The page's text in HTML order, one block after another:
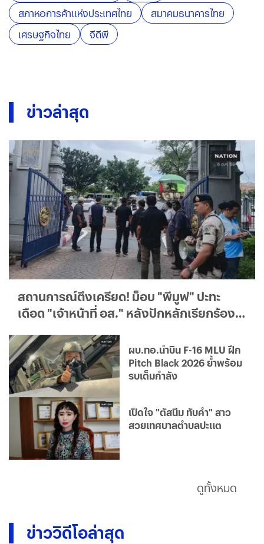
สภาหอการค้าแห่งประเทศไทย
สมาคมธนาคารไทย
เศรษฐกิจไทย
จีดีพี
ข่าวล่าสุด
สถานการณ์ตึงเครียด! ม็อบ "พีมูฟ" ปะทะ
เดือด "เจ้าหน้าที่ อส." หลังปักหลักเรียกร้อง
ผบ.ทอ.นำบิน F-16 MLU ฝึก
Pitch Black 2026 ย้ำพร้อม
รบเต็มกำลัง
เปิดใจ "ตัสนีม ทับคำ" สาว
สวยเทศบาลตำบลปะแต
ดูทั้งหมด
ข่าววิดีโอล่าสุด